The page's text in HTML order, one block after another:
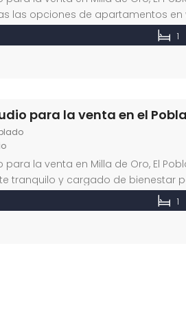
las opciones de apartamentos en
1
para la venta en el
para la venta en Milla de Oro, El
tranquilo y cargado de bienestar
1